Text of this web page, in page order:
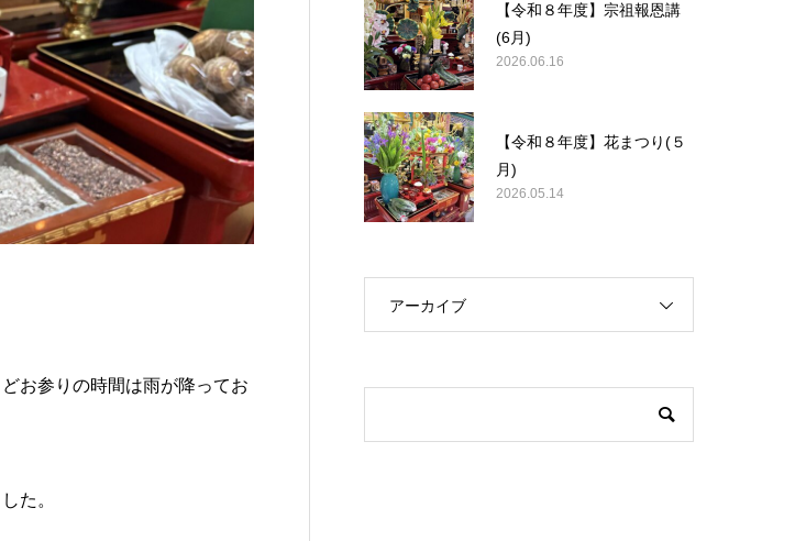
お参りの時間は雨が降ってお
た。
【令和８年度】宗祖報恩講
(6月)
2026.06.16
【令和８年度】花まつり(５
月)
2026.05.14
アーカイブ